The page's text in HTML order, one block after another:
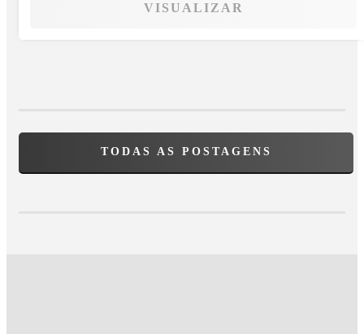
VISUALIZAR
TODAS AS POSTAGENS